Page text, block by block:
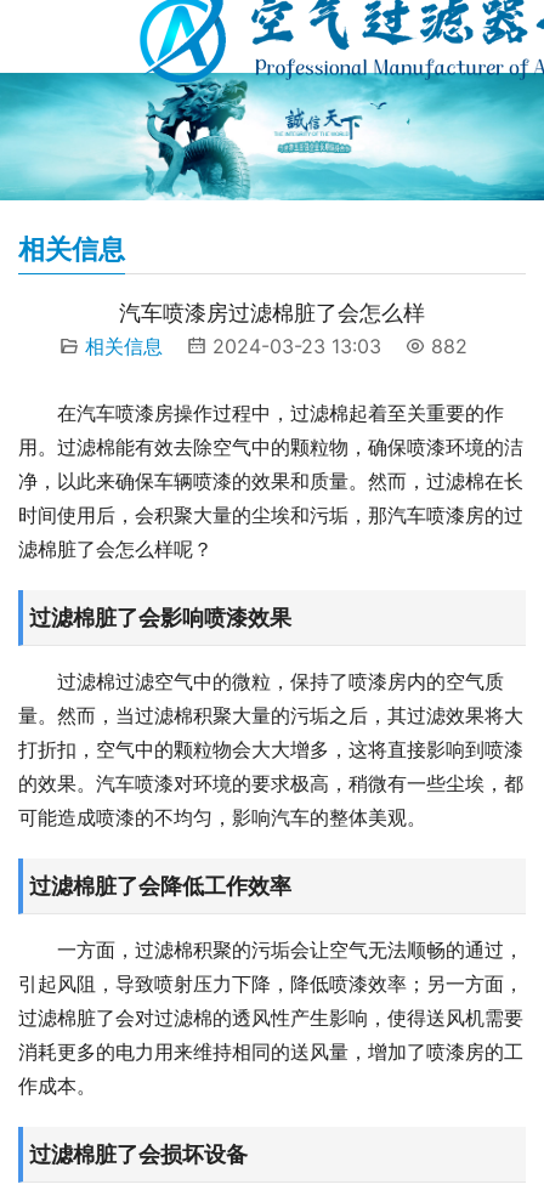
相关信息
汽车喷漆房过滤棉脏了会怎么样
相关信息 2024-03-23 13:03 882
在汽车喷漆房操作过程中，过滤棉起着至关重要的作
用。过滤棉能有效去除空气中的颗粒物，确保喷漆环境的洁
净，以此来确保车辆喷漆的效果和质量。然而，过滤棉在长
时间使用后，会积聚大量的尘埃和污垢，那汽车喷漆房的过
滤棉脏了会怎么样呢？
过滤棉脏了会影响喷漆效果
过滤棉过滤空气中的微粒，保持了喷漆房内的空气质
量。然而，当过滤棉积聚大量的污垢之后，其过滤效果将大
打折扣，空气中的颗粒物会大大增多，这将直接影响到喷漆
的效果。汽车喷漆对环境的要求极高，稍微有一些尘埃，都
可能造成喷漆的不均匀，影响汽车的整体美观。
过滤棉脏了会降低工作效率
一方面，过滤棉积聚的污垢会让空气无法顺畅的通过，
引起风阻，导致喷射压力下降，降低喷漆效率；另一方面，
过滤棉脏了会对过滤棉的透风性产生影响，使得送风机需要
消耗更多的电力用来维持相同的送风量，增加了喷漆房的工
作成本。
过滤棉脏了会损坏设备